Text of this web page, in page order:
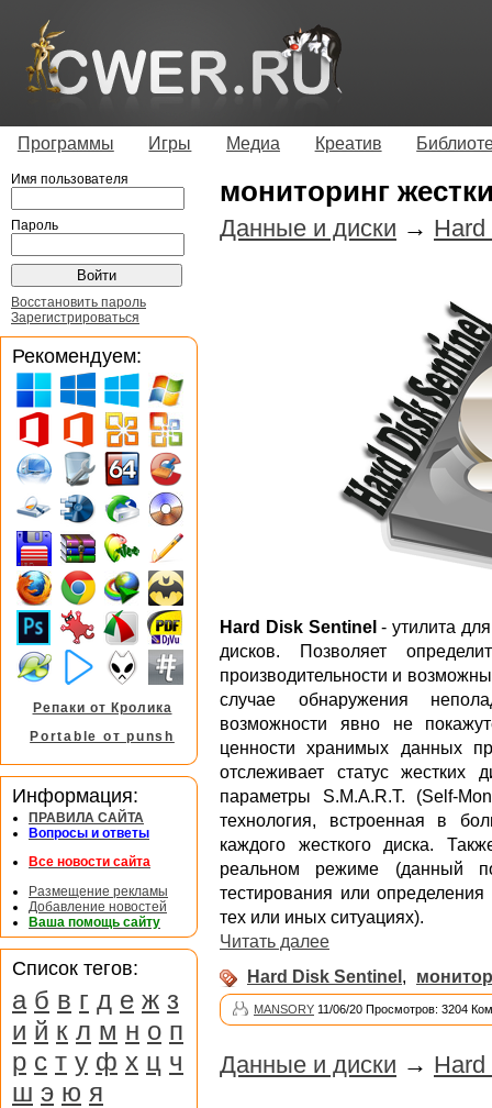
Программы Игры Медиа Креатив
мониторинг
Данные и диски →
Hard Disk Sentinel - утилита
дисков. Позволяет
производительности и
случае обнаружения
возможности явно не
ценности хранимых данных
отслеживает статус жестких
параметры S.M.A.R.T. (Self-
технология, встроенная в
каждого жесткого диска.
реальном режиме (данный
тестирования или
тех или иных ситуациях).
Читать далее
Hard Disk Sentinel ,
MANSORY 11/06/20 Просмотров: 3204
Данные и диски →
Имя пользователя
Пароль
Восстановить пароль
Зарегистрироваться
Рекомендуем:
Репаки от Кролика
Portable от punsh
Информация:
ПРАВИЛА САЙТА
Вопросы и ответы
Все новости сайта
Размещение рекламы
Добавление новостей
Ваша помощь сайту
Список тегов:
а б в г д е ж з
и й к л м н о п
р с т у ф х ц ч
ш э ю я